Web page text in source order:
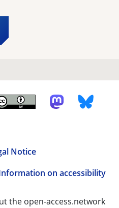
Notice
on accessibility
the open-access.network